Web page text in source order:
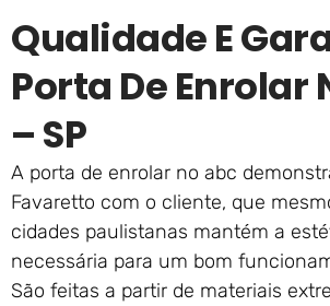
Qualidade E
Porta De Enrolar
– SP
A porta de enrolar no abc
Favaretto com o cliente, que
cidades paulistanas mantém a
necessária para um bom
São feitas a partir de materiais